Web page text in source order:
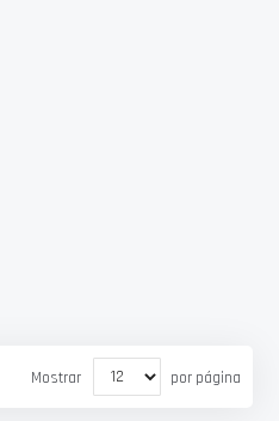
Mostrar por página